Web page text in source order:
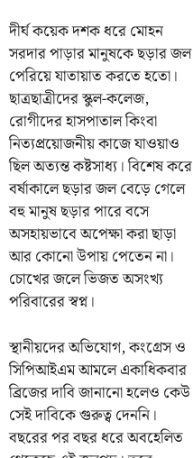
দীর্ঘ কয়েক দশক ধরে মোহন
সরদার পাড়ার মানুষকে ছড়ার জল
পেরিয়ে যাতায়াত করতে হতো।
ছাত্রছাত্রীদের স্কুল-কলেজ,
রোগীদের হাসপাতাল কিংবা
নিত্যপ্রয়োজনীয় কাজে যাওয়াও
ছিল অত্যন্ত কষ্টসাধ্য। বিশেষ করে
বর্ষাকালে ছড়ার জল বেড়ে গেলে
বহু মানুষ ছড়ার পারে বসে
অসহায়ভাবে অপেক্ষা করা ছাড়া
আর কোনো উপায় পেতেন না।
চোখের জলে ভিজত অসংখ্য
পরিবারের স্বপ্ন।
স্থানীয়দের অভিযোগ, কংগ্রেস ও
সিপিআইএম আমলে একাধিকবার
ব্রিজের দাবি জানানো হলেও কেউ
সেই দাবিকে গুরুত্ব দেননি।
বছরের পর বছর ধরে অবহেলিত